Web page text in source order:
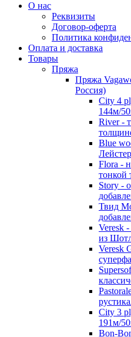
О нас
Реквизиты
Договор-оферта
Политика
Оплата и доставка
Товары
Пряжа
Пряжа
Россия)
City 4
144м/
River -
Blue
Flora -
тонкой
Story -
Твид
Veresk
из
Veresk
City 3
191м/
Bon-